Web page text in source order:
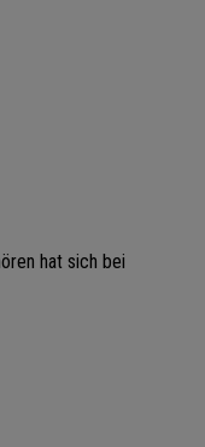
hat sich bei